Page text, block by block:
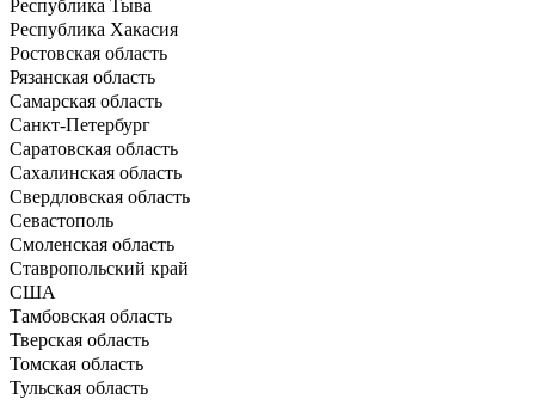
Республика Тыва
Республика Хакасия
Ростовская область
Рязанская область
Самарская область
Санкт-Петербург
Саратовская область
Сахалинская область
Свердловская область
Севастополь
Смоленская область
Ставропольский край
США
Тамбовская область
Тверская область
Томская область
Тульская область